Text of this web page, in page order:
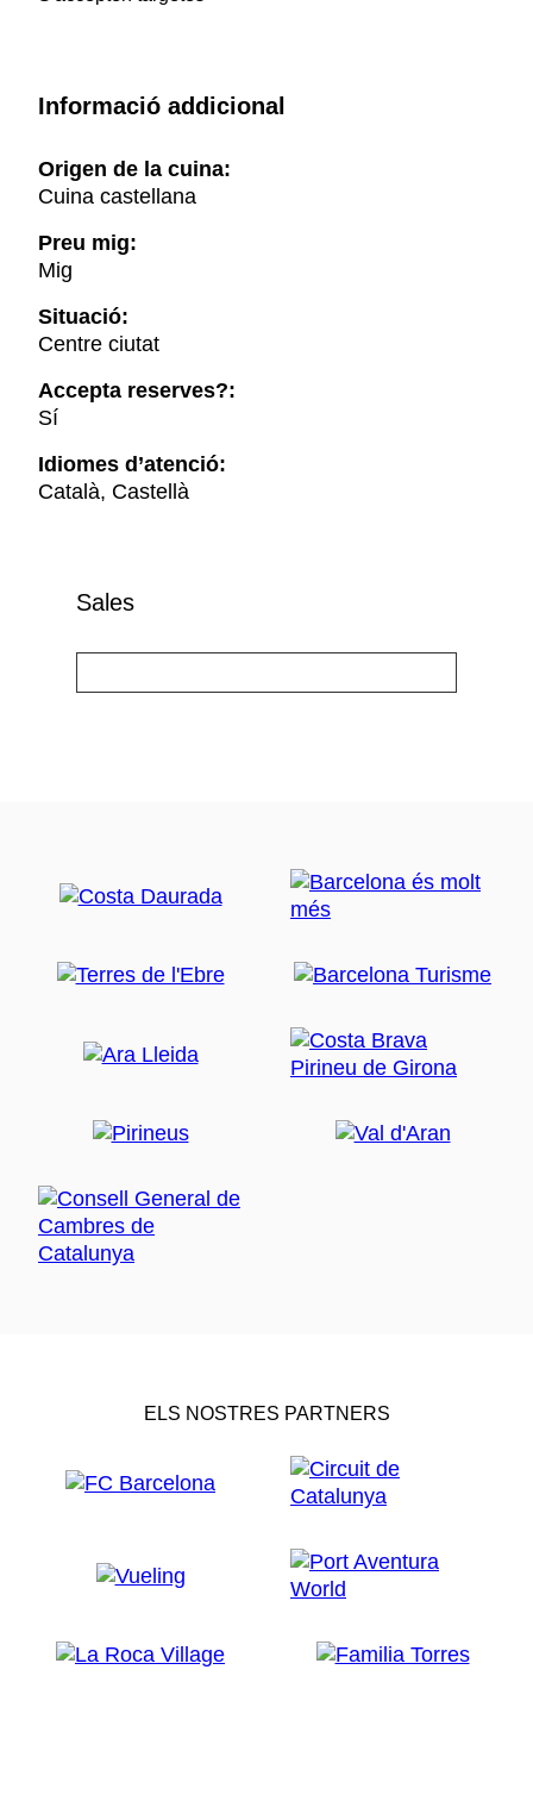
Informació addicional
Origen de la cuina:
Cuina castellana
Preu mig:
Mig
Situació:
Centre ciutat
Accepta reserves?:
Sí
Idiomes d’atenció:
Català, Castellà
Sales
ELS NOSTRES PARTNERS